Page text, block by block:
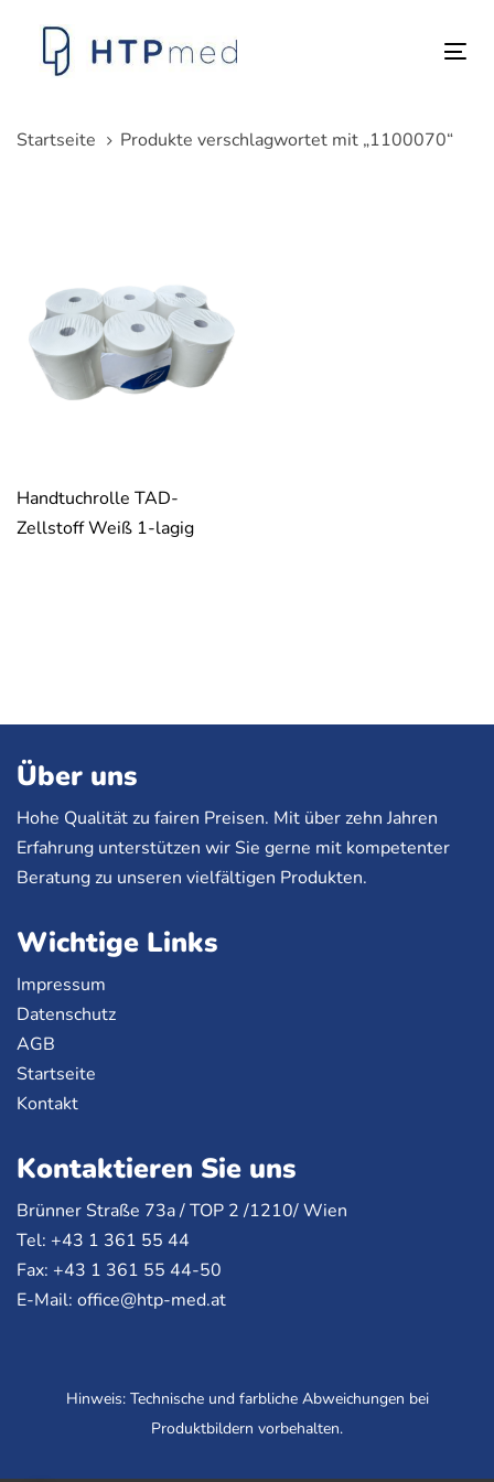
überspringen
springen
Startseite
Produkte verschlagwortet mit „1100070“
Handtuchrolle TAD-
Zellstoff Weiß 1-lagig
Über uns
Hohe Qualität zu fairen Preisen. Mit über zehn Jahren
Erfahrung unterstützen wir Sie gerne mit kompetenter
Beratung zu unseren vielfältigen Produkten.
Wichtige Links
Impressum
Datenschutz
AGB
Startseite
Kontakt
Kontaktieren Sie uns
Brünner Straße 73a /TOP 2 /1210/ Wien
Tel: +43 1 361 55 44
Fax: +43 1 361 55 44-50
E-Mail: office@htp-med.at
Hinweis: Technische und farbliche Abweichungen bei
Produktbildern vorbehalten.